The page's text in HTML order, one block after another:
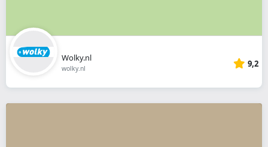
Wolky.nl
wolky.nl 9,2